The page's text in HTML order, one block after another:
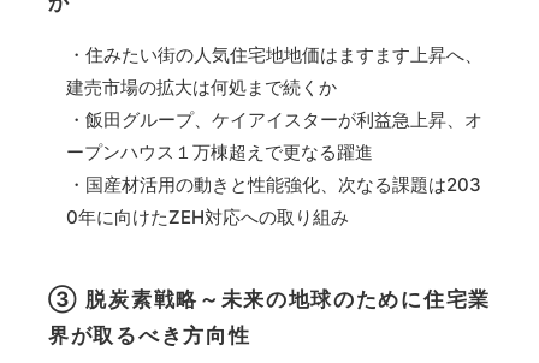
・住みたい街の人気住宅地地価はますます上昇へ、
建売市場の拡大は何処まで続くか
・飯田グループ、ケイアイスターが利益急上昇、オ
ープンハウス１万棟超えで更なる躍進
・国産材活用の動きと性能強化、次なる課題は203
0年に向けたZEH対応への取り組み
③ 脱炭素戦略～未来の地球のために住宅業
界が取るべき方向性